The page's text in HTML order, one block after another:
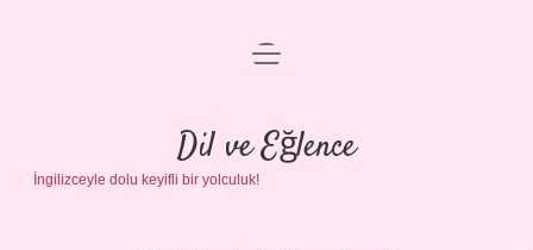
Anasayfa
Gizlilik Politikası
Yasal Uyarı
menüyü
Dil ve Eğlence
İngilizceyle dolu keyifli bir yolculuk!